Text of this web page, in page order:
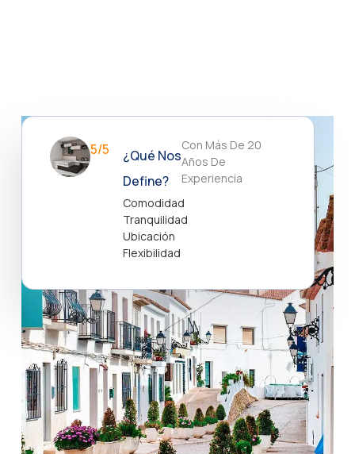
5/5
¿Qué Nos
Define?
Comodidad
Tranquilidad
Ubicación
Flexibilidad
Con Más De 20
Años De
Experiencia